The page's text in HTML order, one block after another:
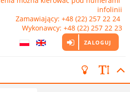
infolinii
Zamawiający: +48 (22) 257 22 24
Wykonawcy: +48 (22) 257 22 23
ZALOGUJ